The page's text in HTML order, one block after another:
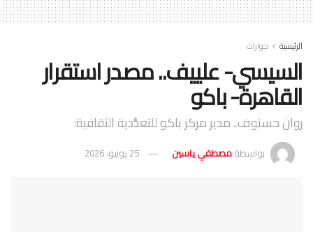
الرئيسية حوارات
السيسي- علييف.. مصدر استقرار
القاهرة- باكو
روان حسنوف.. مدير مركز باكو للتعدُّدية الثقافية:
بواسطةمصطفي ياسين 25 يونيو، 2026